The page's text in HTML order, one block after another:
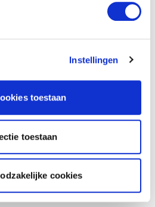
Instellingen
toestaan
toestaan
cookies